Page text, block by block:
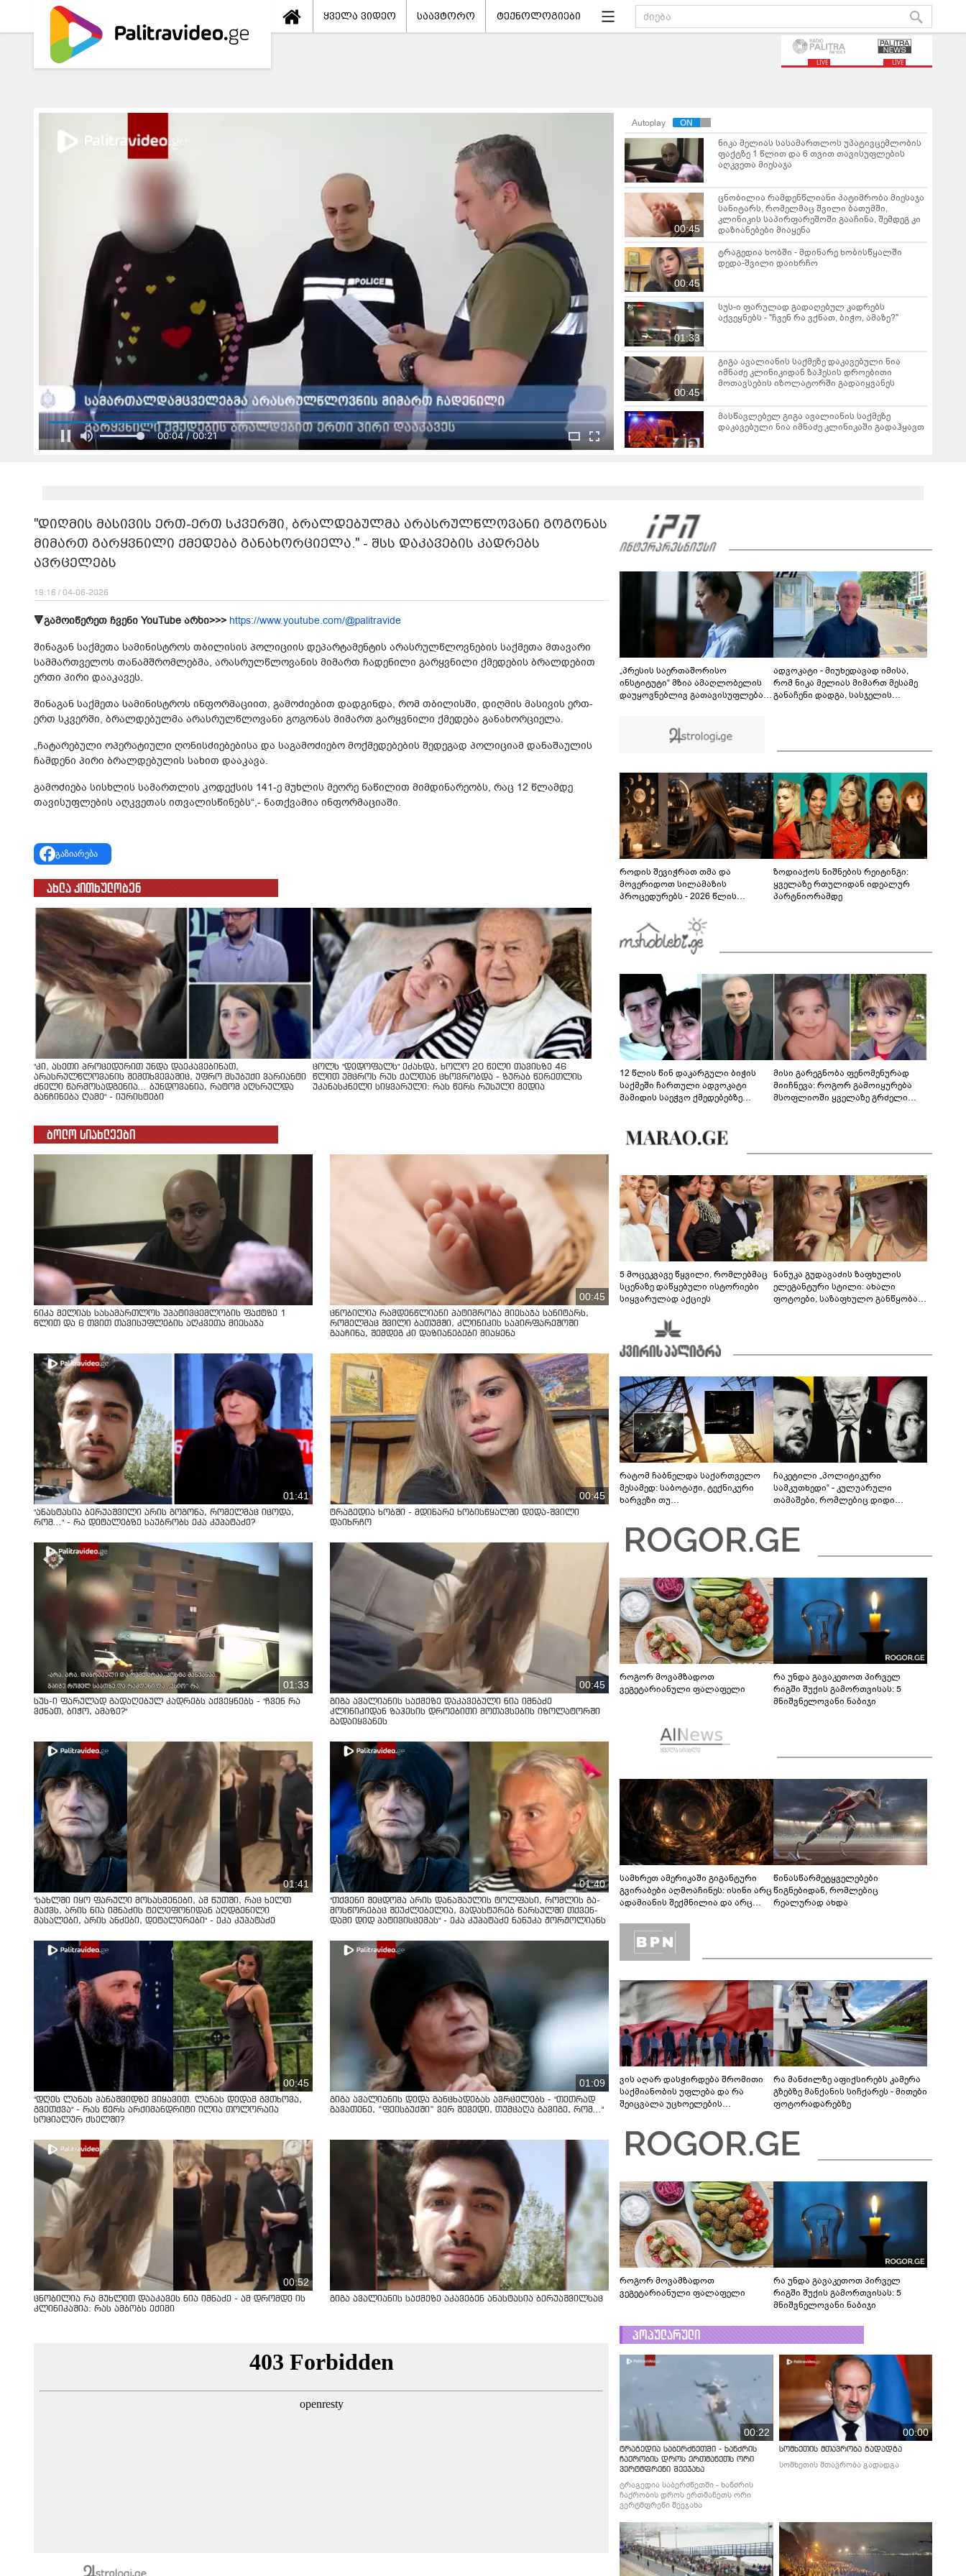
ყველა ვიდეო საავტორო ტექნოლოგიები
LIVE LIVE
00:06 / 00:21
Autoplay
ნიკა მელიას სასამართლოს უპატივცემლობის
ფაქტზე 1 წლით და 6 თვით თავისუფლების
აღკვეთა მიესაჯა
00:45
ცნობილია რამდენწლიანი პატიმრობა მიესაჯა
სანიტარს, რომელმაც შვილი ბათუმში,
კლინიკის საპირფარეშოში გააჩინა, შემდეგ კი
დაზიანებები მიაყენა
00:45
ტრაგედია ხობში - მდინარე ხობისწყალში
დედა-შვილი დაიხრჩო
01:33
სუს-ი ფარულად გადაღებულ კადრებს
აქვეყნებს - "ჩვენ რა ვქნათ, ბიჭო, ამაზე?"
00:45
გიგა ავალიანის საქმეზე დაკავებული ნია
იმნაძე კლინიკიდან ზაჰესის დროებითი
მოთავსების იზოლატორში გადაიყვანეს
მასწავლებელ გიგა ავალიანის საქმეზე
დაკავებული ნია იმნაძე კლინიკაში გადაჰყავთ
საქმეზე ნია იმნაძეს აკავებენ
08:51
"არის ეჭვები ვინმეს ხომ არ მფარველობენ" -
დაკარგული 17 წლის ბიჭის საქმის ადვოკატი
ახალ გარემოებებზე საუბრობს
00:12
ავტომობილი ქვეითს დაეჯახა - ვრცელდება
შემაძრწუნებელი კადრები მერაბ კოსტავას
ქუჩიდან
"დიღმის მასივის ერთ-ერთ სკვერში, ბრალდებულმა არასრულწლოვანი გოგონას
მიმართ გარყვნილი ქმედება განახორციელა." - შსს დაკავების კადრებს
ავრცელებს
19:16 / 04-06-2026
🔻გამოიწერეთ ჩვენი YouTube არხი>>> https://www.youtube.com/@palitravide
შინაგან საქმეთა სამინისტროს თბილისის პოლიციის დეპარტამენტის არასრულწლოვნების საქმეთა მთავარი
სამმართველოს თანამშრომლებმა, არასრულწლოვანის მიმართ ჩადენილი გარყვნილი ქმედების ბრალდებით
ერთი პირი დააკავეს.
შინაგან საქმეთა სამინისტროს ინფორმაციით, გამოძიებით დადგინდა, რომ თბილისში, დიღმის მასივის ერთ-
ერთ სკვერში, ბრალდებულმა არასრულწლოვანი გოგონას მიმართ გარყვნილი ქმედება განახორციელა.
„ჩატარებული ოპერატიული ღონისძიებებისა და საგამოძიებო მოქმედებების შედეგად პოლიციამ დანაშაულის
ჩამდენი პირი ბრალდებულის სახით დააკავა.
გამოძიება სისხლის სამართლის კოდექსის 141-ე მუხლის მეორე ნაწილით მიმდინარეობს, რაც 12 წლამდე
თავისუფლების აღკვეთას ითვალისწინებს“,- ნათქვამია ინფორმაციაში.
გაზიარება
ახლა კითხულობენ
"კი, ასეთი პროცედურით უნდა დაეკავებინათ,
არასრულწლოვანის შემთხვევაშიც, უფრო მსუბუქი ვარიანტი
ძნელი წარმოსადგენია... ბუნდოვანია, რატომ აღსრულდა
განჩინება ღამე" - იურისტები
ცოლს "დედოფალს" ეძახდა, ხოლო 20 წელი თავისზე 46
წლით უმცროს რუს ქალთან ცხოვრობდა - ზურაბ წერეთლის
უკანასკნელი სიყვარული: რას წერს რუსული მედია
ბოლო სიახლეები
ნიკა მელიას სასამართლოს უპატივცემლობის ფაქტზე 1
წლით და 6 თვით თავისუფლების აღკვეთა მიესაჯა
00:45
ცნობილია რამდენწლიანი პატიმრობა მიესაჯა სანიტარს,
რომელმაც შვილი ბათუმში, კლინიკის საპირფარეშოში
გააჩინა, შემდეგ კი დაზიანებები მიაყენა
01:41
"ანასტასია ბერუაშვილი არის გოგონა, რომელმაც იცოდა,
რომ..." - რა დეტალებზე საუბრობს ეკა კუპატაძე?
00:45
ტრაგედია ხობში - მდინარე ხობისწყალში დედა-შვილი
დაიხრჩო
01:33
სუს-ი ფარულად გადაღებულ კადრებს აქვეყნებს - "ჩვენ რა
ვქნათ, ბიჭო, ამაზე?"
00:45
გიგა ავალიანის საქმეზე დაკავებული ნია იმნაძე
კლინიკიდან ზაჰესის დროებითი მოთავსების იზოლატორში
გადაიყვანეს
01:41
"სახლში იყო ფარული მოსასმენები, ამ წუთში, რაც ხელთ
მაქვს, არის ნია იმნაძის ტელეფონიდან აღდგენილი
მასალები, არის ანძები, დეტალურები" - ეკა კუპატაძე
01:40
"თქვენი შეცდომა არის დანაშაულის ტოლფასი, რომ­ლის გა­
მოს­წო­რე­ბაც შე­უძ­ლე­ბე­ლია, ვა­დას­ტუ­რებ წარ­სულ­ში თქვენ­
და­მი დიდ პა­ტი­ვის­ცე­მას" - ეკა კუპატაძე ნანუკა ჟორჟოლიანს
00:45
"დღეს ლანას პანაშვიდზე ვიყავით. ლანას დედამ გვთხოვა,
გვეთქვა" - რას წერს არქიმანდრიტი ილია თოლორაია
სოციალურ ქსელში?
01:09
გიგა ავალიანის დედა განცხადებას ავრცელებს - "თეთრად
გავათენე, “ფეისბუქში” ვერ შევედი, თუმცაღა გავიგე, რომ..."
00:52
ცნობილია რა მუხლით დააკავეს ნია იმნაძე - ამ დრომდე ის
კლინიკაშია: რას ამბობს ექიმი
გიგა ავალიანის საქმეზე აკავებენ ანასტასია ბერუაშვილსაც
„პრესის საერთაშორისო
ინსტიტუტი“ მზია ამაღლობელის
დაუყოვნებლივ გათავისუფლებას
ადვოკატი - მიუხედავად იმისა,
რომ ნიკა მელიას მიმართ მესამე
განაჩენი დადგა, სასჯელის
როდის შევიჭრათ თმა და
მოვერიდოთ სილამაზის
პროცედურებს - 2026 წლის
გზამკვლევი
ზოდიაქოს ნიშნების რეიტინგი:
ყველაზე რთულიდან იდეალურ
პარტნიორამდე
12 წლის წინ დაკარგული ბიჭის
საქმეში ჩართული ადვოკატი
მამიდის საეჭვო ქმედებებზე
მოწოდებაზე... წლობით
მიმდინარეობდა საქმის
მისი გარეგნობა ფენომენურად
მიიჩნევა: როგორ გამოიყურება
მსოფლიოში ყველაზე გრძელი
5 მოცეკვავე წყვილი, რომლებმაც
სცენაზე დაწყებული ისტორიები
სიყვარულად აქციეს
ნანუკა გუდავაძის ზაფხულის
ელეგანტური სტილი: ახალი
ფოტოები, საზაფხულო განწყობა
რატომ ჩაბნელდა საქართველო
მესამედ: საბოტაჟი, ტექნიკური
ხარვეზი თუ
ჩაკეტილი „პოლიტიკური
სამკუთხედი“ - კულუარული
თამაშები, რომლებიც დიდი
როგორ მოვამზადოთ
ვეგეტარიანული ფალაფელი
რა უნდა გავაკეთოთ პირველ
რიგში შუქის გამორთვისას: 5
მნიშვნელოვანი ნაბიჯი
სამხრეთ ამერიკაში გიგანტური
გვირაბები აღმოაჩინეს: ისინი არც
ადამიანის შექმნილია და არც
ლაბირინთები?
წინასწარმეტყველებები
წიგნებიდან, რომლებიც
რეალურად ახდა
ვის აღარ დასჭირდება შრომითი
საქმიანობის უფლება და რა
შეიცვალა უცხოელების
რა მანძილზე აფიქსირებს კამერა
გზებზე მანქანის სიჩქარეს - მითები
ფოტორადარებზე
როგორ მოვამზადოთ
ვეგეტარიანული ფალაფელი
რა უნდა გავაკეთოთ პირველ
რიგში შუქის გამორთვისას: 5
მნიშვნელოვანი ნაბიჯი
პოპულარული
00:22
ტრაგედია საბერძნეთში - ხანძრის
ჩაქრობის დროს ერთმანეთს ორი
ვერტმფრენი შეეჯახა
ტრაგედია საბერძნეთში - ხანძრის
ჩაქრობის დროს ერთმანეთს ორი
ვერტმფრენი შეეჯახა
00:00
სომხეთის მთავრობა გადადგა
სომხეთის მთავრობა გადადგა